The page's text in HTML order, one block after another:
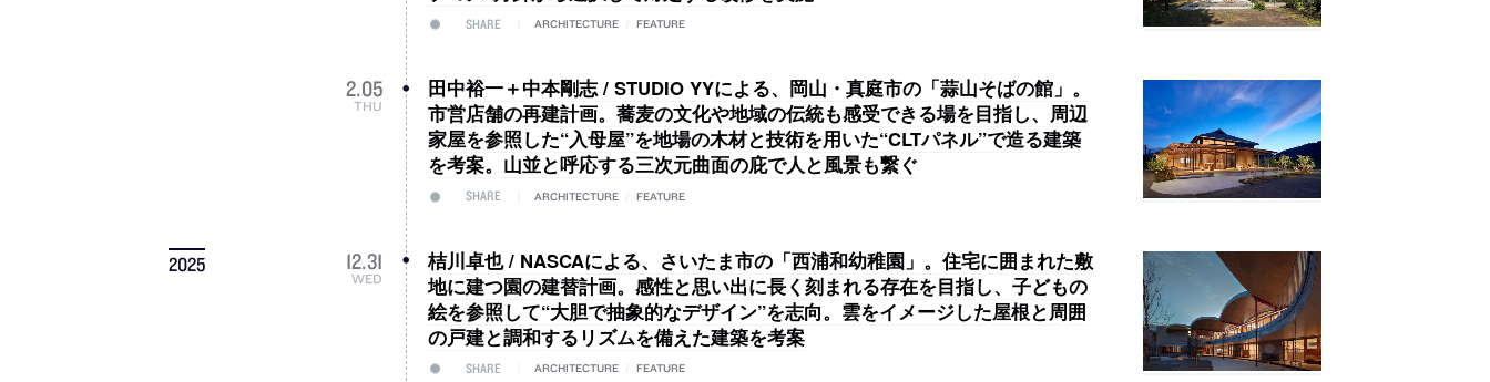
SHARE ARCHITECTURE FEATURE
2.05
THU
田中裕一＋中本剛志 / STUDIO YYによる、岡山・真庭市の「蒜山そばの館」。
市営店舗の再建計画。蕎麦の文化や地域の伝統も感受できる場を目指し、周辺
家屋を参照した“入母屋”を地場の木材と技術を用いた“CLTパネル”で造る建築
を考案。山並と呼応する三次元曲面の庇で人と風景も繋ぐ
SHARE ARCHITECTURE FEATURE
2025 12.31
WED
桔川卓也 / NASCAによる、さいたま市の「西浦和幼稚園」。住宅に囲まれた敷
地に建つ園の建替計画。感性と思い出に長く刻まれる存在を目指し、子どもの
絵を参照して“大胆で抽象的なデザイン”を志向。雲をイメージした屋根と周囲
の戸建と調和するリズムを備えた建築を考案
SHARE ARCHITECTURE FEATURE